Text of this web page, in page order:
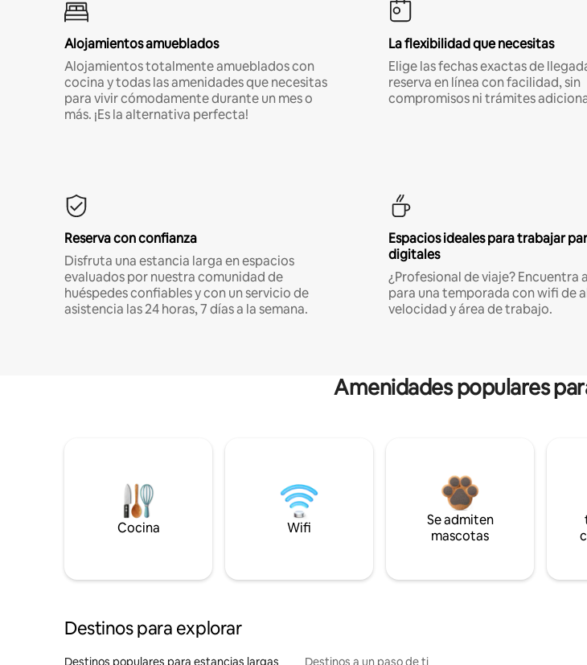
Alojamientos amueblados
Alojamientos totalmente amueblados con
cocina y todas las amenidades que necesitas
para vivir cómodamente durante un mes o
más. ¡Es la alternativa perfecta!
La flexibilidad que necesitas
Elige las fechas exactas de
reserva en línea con facilidad, sin
compromisos ni trámites
Reserva con confianza
Disfruta una estancia larga en espacios
evaluados por nuestra comunidad de
huéspedes confiables y con un servicio de
asistencia las 24 horas, 7 días a la semana.
Espacios ideales para trabajar
digitales
¿Profesional de viaje? Encuentra
para una temporada con wifi de
velocidad y área de trabajo.
Amenidades populares
Cocina Wifi
Se admiten
mascotas
Destinos para explorar
Destinos populares para estancias largas Destinos a un paso de ti